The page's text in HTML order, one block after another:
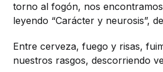
torno al fogón, nos
leyendo “Carácter y neurosis”,
Entre cerveza, fuego y risas,
nuestros rasgos, descorriendo